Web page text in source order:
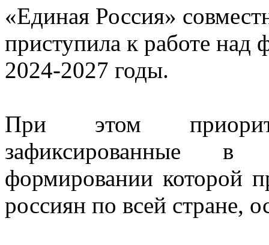
«Единая Россия»
приступила к работе
2024-2027 годы.
При этом
зафиксированные
формировании которой
россиян по всей стране,